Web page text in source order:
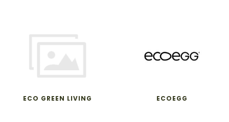
ECO GREEN LIVING ECOEGG